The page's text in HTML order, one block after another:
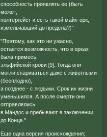
способность проявлять ее (быть
может,
полтергейст и есть такой майя-орк,
измельчавший до предела?)"
"Поэтому, как это ни ужасно,
остается возможность, что в орках
была примесь
эльфийской крови [9]. Тогда они
могли спариваться даже с животными
(бесплодно),
а позднее - с людьми. Срок их жизни
уменьшился. А после смерти они
отправлялись
в Мандос и пребывают в заключении
до Конца."
Еще одна версия происхождения;